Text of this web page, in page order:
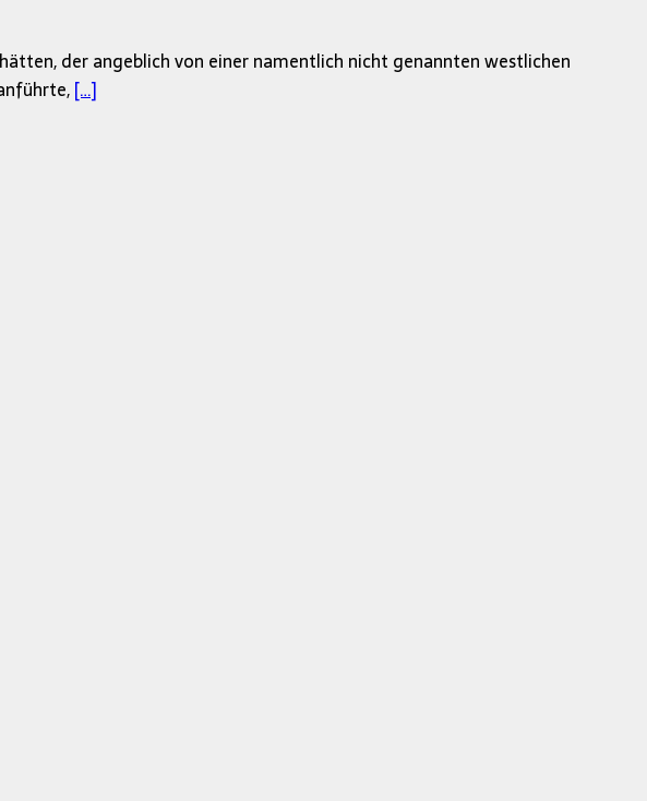
der angeblich von einer namentlich nicht genannten westlichen
[…]